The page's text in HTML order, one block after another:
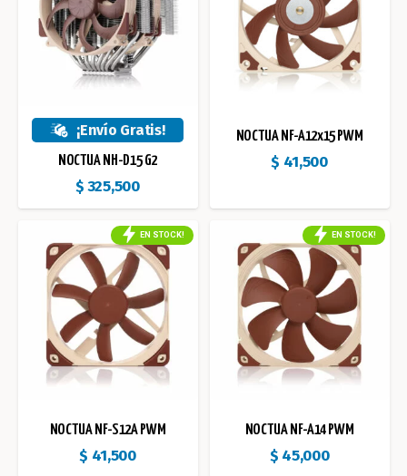
¡Envío Gratis!
NOCTUA NH-D15 G2
$ 325,500
NOCTUA NF-A12x15 PWM
$ 41,500
EN STOCK!
NOCTUA NF-S12A PWM
$ 41,500
EN STOCK!
NOCTUA NF-A14 PWM
$ 45,000